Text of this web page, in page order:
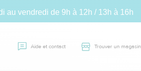
au vendredi de 9h à 12h / 13h à 16h
Aide et contact Trouver un magasin